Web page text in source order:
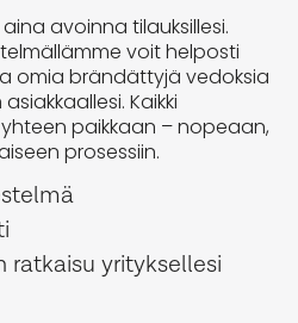
avoinna tilauksillesi.
voit helposti
omia brändättyjä vedoksia
Kaikki
paikkaan – nopeaan,
prosessiin.
ratkaisu yrityksellesi